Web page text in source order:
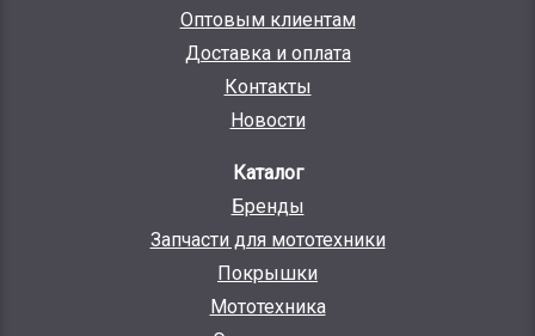
Оптовым клиентам
Доставка и оплата
Контакты
Новости
Каталог
Бренды
Запчасти для мототехники
Покрышки
Мототехника